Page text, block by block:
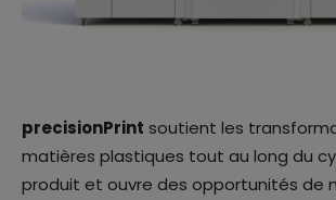
precisionPrint soutient les
matières plastiques tout au long du
produit et ouvre des opportunités de